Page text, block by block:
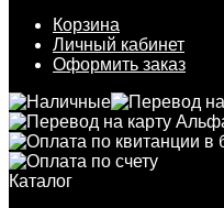
Корзина
Личный кабинет
Оформить заказ
Каталог